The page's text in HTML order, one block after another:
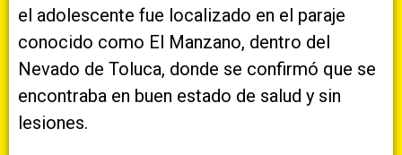
el adolescente fue localizado en el paraje
conocido como El Manzano, dentro del
Nevado de Toluca, donde se confirmó que se
encontraba en buen estado de salud y sin
lesiones.